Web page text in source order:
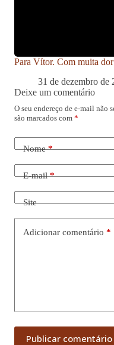
Para Vítor. Com muita dor
31 de dezembro de
Deixe um comentário
O seu endereço de e-mail não
são marcados com *
Nome*
E-mail*
Site
Adicionar comentário *
Publicar comentário